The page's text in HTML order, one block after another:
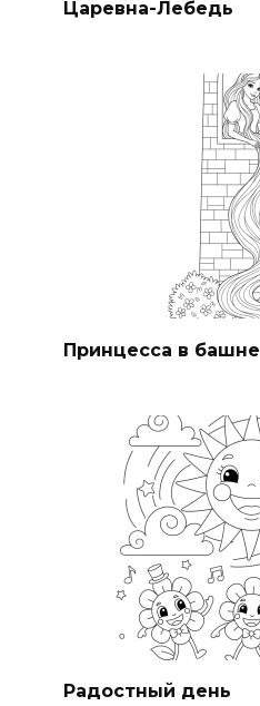
Царевна-Лебедь
Принцесса в башне
Радостный день